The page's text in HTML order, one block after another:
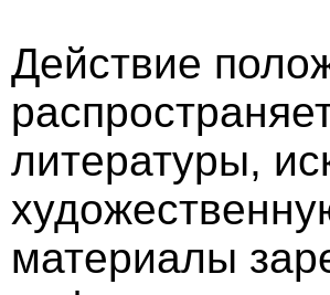
Действие
литературы,
материалы